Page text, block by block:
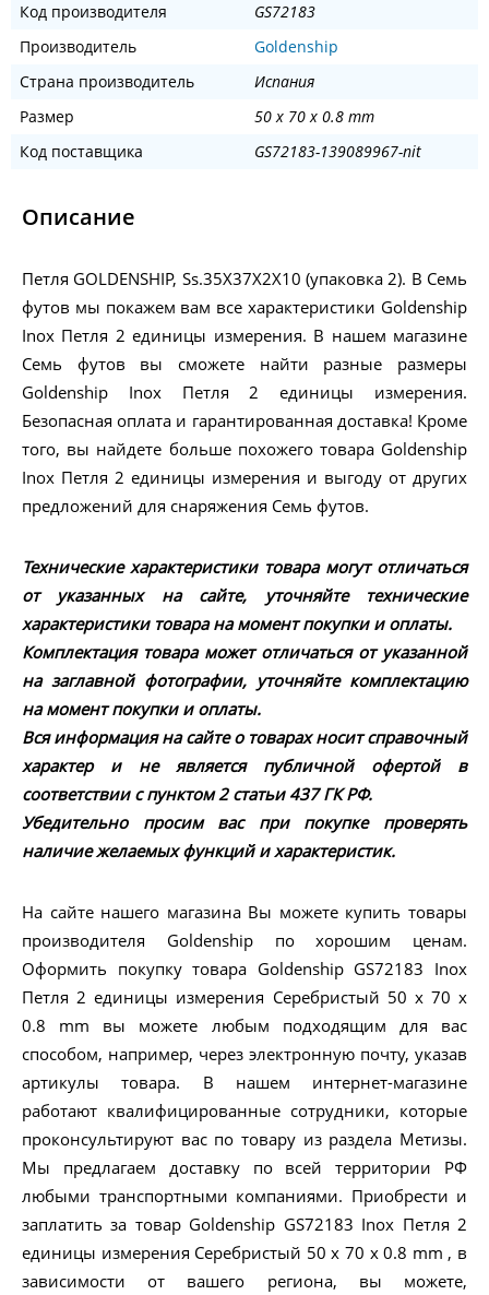
Код производителя
GS72183
Производитель
Goldenship
Страна производитель
Испания
Размер
50 x 70 x 0.8 mm
Код поставщика
GS72183-139089967-nit
Описание
Петля GOLDENSHIP, Ss.35X37X2X10 (упаковка 2). В Семь
футов мы покажем вам все характеристики Goldenship
Inox Петля 2 единицы измерения. В нашем магазине
Семь футов вы сможете найти разные размеры
Goldenship Inox Петля 2 единицы измерения.
Безопасная оплата и гарантированная доставка! Кроме
того, вы найдете больше похожего товара Goldenship
Inox Петля 2 единицы измерения и выгоду от других
предложений для снаряжения Семь футов.
Технические характеристики товара могут отличаться
от указанных на сайте, уточняйте технические
характеристики товара на момент покупки и оплаты.
Комплектация товара может отличаться от указанной
на заглавной фотографии, уточняйте комплектацию
на момент покупки и оплаты.
Вся информация на сайте о товарах носит справочный
характер и не является публичной офертой в
соответствии с пунктом 2 статьи 437 ГК РФ.
Убедительно просим вас при покупке проверять
наличие желаемых функций и характеристик.
На сайте нашего магазина Вы можете купить товары
производителя Goldenship по хорошим ценам.
Оформить покупку товара Goldenship GS72183 Inox
Петля 2 единицы измерения Серебристый 50 x 70 x
0.8 mm вы можете любым подходящим для вас
способом, например, через электронную почту, указав
артикулы товара. В нашем интернет-магазине
работают квалифицированные сотрудники, которые
проконсультируют вас по товару из раздела Метизы.
Мы предлагаем доставку по всей территории РФ
любыми транспортными компаниями. Приобрести и
заплатить за товар Goldenship GS72183 Inox Петля 2
единицы измерения Серебристый 50 x 70 x 0.8 mm , в
зависимости от вашего региона, вы можете,